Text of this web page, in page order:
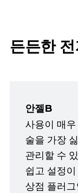
든든한
안젤B
사용이 매
술을 가장
관리할 수
쉽고 설정
상점 플러